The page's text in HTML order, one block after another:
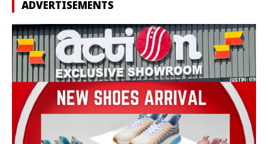
ADVERTISEMENTS